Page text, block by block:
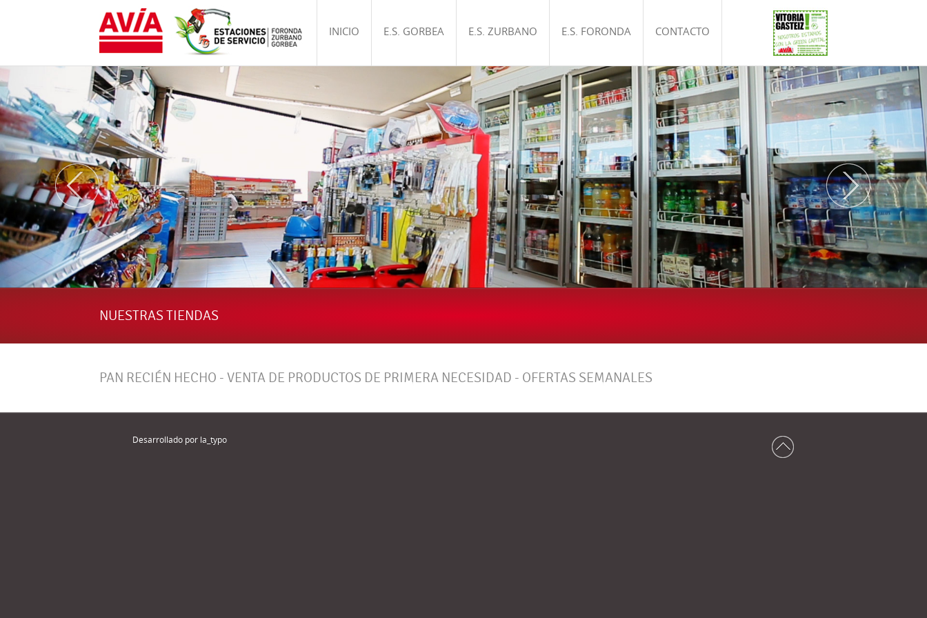
INICIO E.S. GORBEA E.S. ZURBANO E.S. FORONDA CONTACTO
NUESTRAS TIENDAS
PAN RECIÉN HECHO - VENTA DE PRODUCTOS DE PRIMERA NECESIDAD - OFERTAS SEMANALES
Desarrollado por la_typo